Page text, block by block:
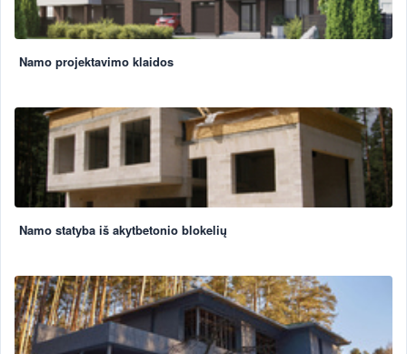
Namo projektavimo klaidos
Namo statyba iš akytbetonio blokelių